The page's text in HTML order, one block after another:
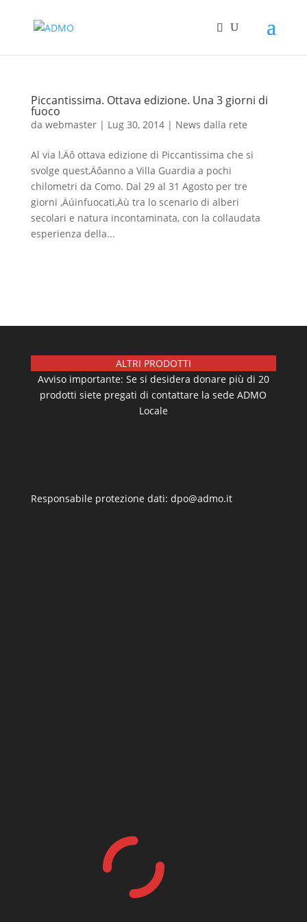
Piccantissima. Ottava edizione. Una 3 giorni di
fuoco
da webmaster| Lug 30, 2014| News dalla rete
Al via l‚Äô ottava edizione di Piccantissima che si
svolge quest‚Äôanno a Villa Guardia a pochi
chilometri da Como. Dal 29 al 31 Agosto per tre
giorni ‚Äúinfuocati‚Äù tra lo scenario di alberi
secolari e natura incontaminata, con la collaudata
esperienza della...
ALTRI PRODOTTI
Avviso importante: Se si desidera donare più di 20
prodotti siete pregati di contattare la sede ADMO
Locale
Responsabile protezione dati: dpo@admo.it